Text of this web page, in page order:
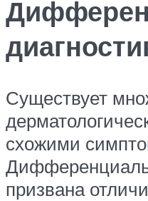
Существует
схожими
призвана